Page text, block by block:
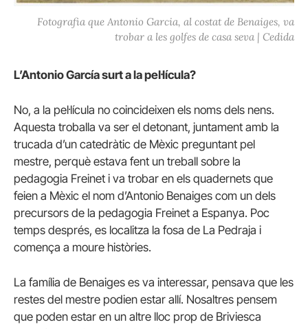
Fotografia que Antonio Garcia, al costat de Benaiges, va
trobar a les golfes de casa seva | Cedida
L’Antonio García surt a la pel·lícula?
No, a la pel·lícula no coincideixen els noms dels nens.
Aquesta troballa va ser el detonant, juntament amb la
trucada d’un catedràtic de Mèxic preguntant pel
mestre, perquè estava fent un treball sobre la
pedagogia Freinet i va trobar en els quadernets que
feien a Mèxic el nom d’Antonio Benaiges com un dels
precursors de la pedagogia Freinet a Espanya. Poc
temps després, es localitza la fosa de La Pedraja i
comença a moure històries.
La família de Benaiges es va interessar, pensava que les
restes del mestre podien estar allí. Nosaltres pensem
que poden estar en un altre lloc prop de Briviesca